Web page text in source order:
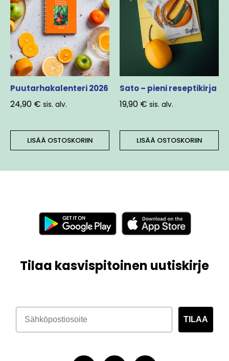
Puutarhakalenteri 2026
24,90 € sis. alv.
LISÄÄ OSTOSKORIIN
Sato – pieni reseptikirja
19,90 € sis. alv.
LISÄÄ OSTOSKORIIN
Tilaa kasvispitoinen uutiskirje
TILAA